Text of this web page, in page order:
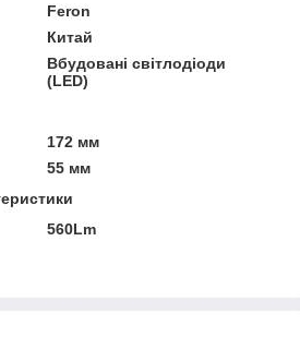
Feron
Китай
Вбудовані світлодіоди
(LED)
172 мм
55 мм
560Lm